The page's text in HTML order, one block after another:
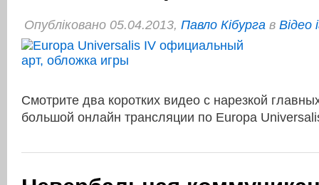
Опубліковано 05.04.2013, Павло Кібурга в Відео
Смотрите два коротких видео с нарезкой
большой онлайн трансляции по Europa